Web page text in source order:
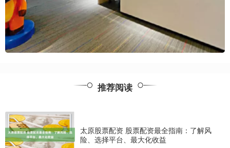
推荐阅读
太原股票配资 股票配资最全指南：了解风
险、选择平台、最大化收益